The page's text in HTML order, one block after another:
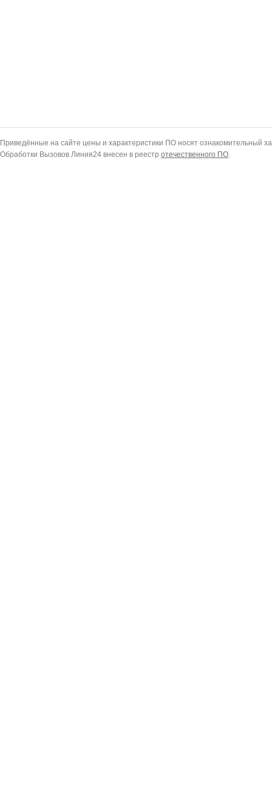
Приведённые на сайте цены и характеристики ПО носят ознакомительный
Обработки Вызовов Линия24 внесен в реестр отечественного ПО.